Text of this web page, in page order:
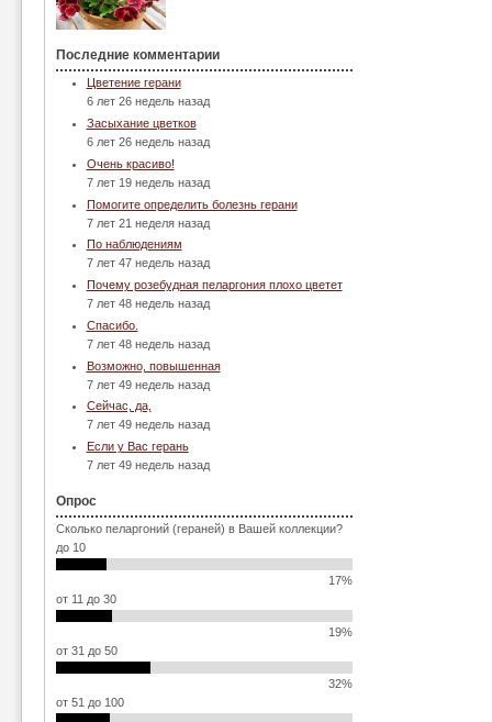
Последние комментарии
Цветение герани
6 лет 26 недель назад
Засыхание цветков
6 лет 26 недель назад
Очень красиво!
7 лет 19 недель назад
Помогите определить болезнь герани
7 лет 21 неделя назад
По наблюдениям
7 лет 47 недель назад
Почему розебудная пеларгония плохо цветет
7 лет 48 недель назад
Спасибо.
7 лет 48 недель назад
Возможно, повышенная
7 лет 49 недель назад
Сейчас, да,
7 лет 49 недель назад
Если у Вас герань
7 лет 49 недель назад
Опрос
Сколько пеларгоний (гераней) в Вашей коллекции?
до 10
17%
от 11 до 30
19%
от 31 до 50
32%
от 51 до 100